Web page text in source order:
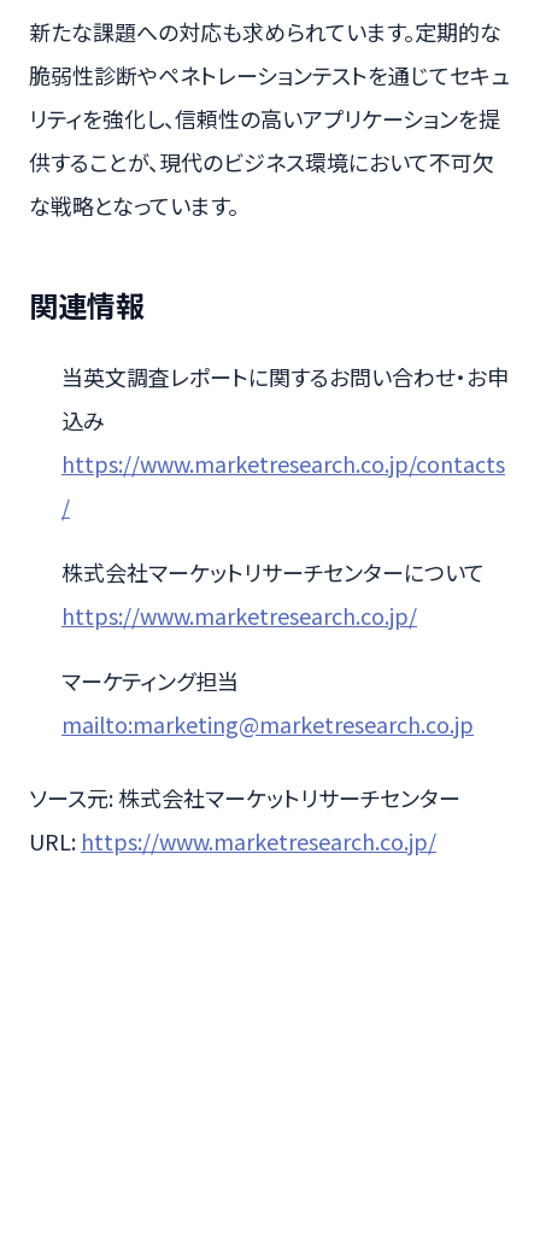
新たな課題への対応も求められています。定期的な
脆弱性診断やペネトレーションテストを通じてセキュ
リティを強化し、信頼性の高いアプリケーションを提
供することが、現代のビジネス環境において不可欠
な戦略となっています。
関連情報
当英文調査レポートに関するお問い合わせ・お申
込み
https://www.marketresearch.co.jp/contacts
/
株式会社マーケットリサーチセンターについて
https://www.marketresearch.co.jp/
マーケティング担当
mailto:marketing@marketresearch.co.jp
ソース元: 株式会社マーケットリサーチセンター
URL: https://www.marketresearch.co.jp/